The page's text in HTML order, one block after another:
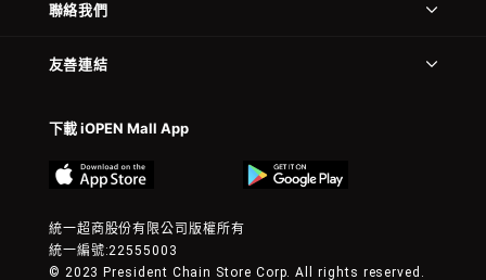
聯絡我們
友善連結
下載 iOPEN Mall App
統一超商股份有限公司版權所有
統一編號:22555003
© 2023 President Chain Store Corp. All rights reserved.